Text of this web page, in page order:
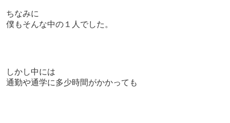
ちなみに
僕もそんな中の１人でした。
しかし中には
通勤や通学に多少時間がかかっても